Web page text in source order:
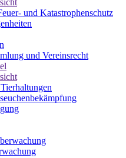
und Katastrophenschutz
und Vereinsrecht